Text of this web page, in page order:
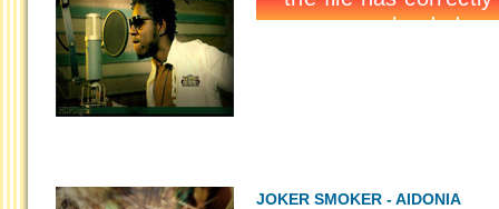
JOKER SMOKER - AIDONIA